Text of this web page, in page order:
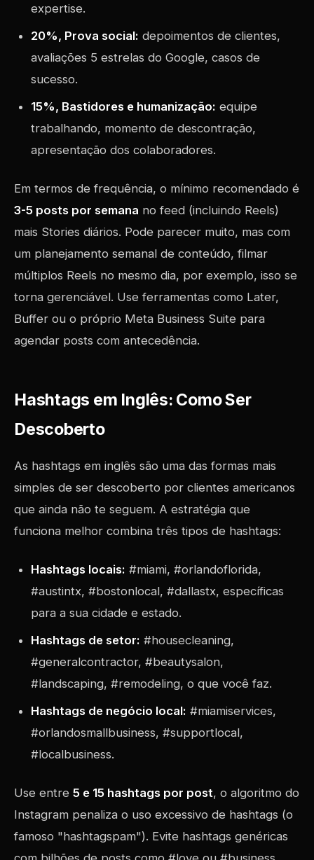
expertise.
20%, Prova social: depoimentos de clientes,
avaliações 5 estrelas do Google, casos de
sucesso.
15%, Bastidores e humanização: equipe
trabalhando, momento de descontração,
apresentação dos colaboradores.
Em termos de frequência, o mínimo recomendado é
3-5 posts por semana no feed (incluindo Reels)
mais Stories diários. Pode parecer muito, mas com
um planejamento semanal de conteúdo, filmar
múltiplos Reels no mesmo dia, por exemplo, isso se
torna gerenciável. Use ferramentas como Later,
Buffer ou o próprio Meta Business Suite para
agendar posts com antecedência.
Hashtags em Inglês: Como Ser
Descoberto
As hashtags em inglês são uma das formas mais
simples de ser descoberto por clientes americanos
que ainda não te seguem. A estratégia que
funciona melhor combina três tipos de hashtags:
Hashtags locais: #miami, #orlandoflorida,
#austintx, #bostonlocal, #dallastx, específicas
para a sua cidade e estado.
Hashtags de setor: #housecleaning,
#generalcontractor, #beautysalon,
#landscaping, #remodeling, o que você faz.
Hashtags de negócio local: #miamiservices,
#orlandosmallbusiness, #supportlocal,
#localbusiness.
Use entre 5 e 15 hashtags por post, o algoritmo do
Instagram penaliza o uso excessivo de hashtags (o
famoso "hashtagspam"). Evite hashtags genéricas